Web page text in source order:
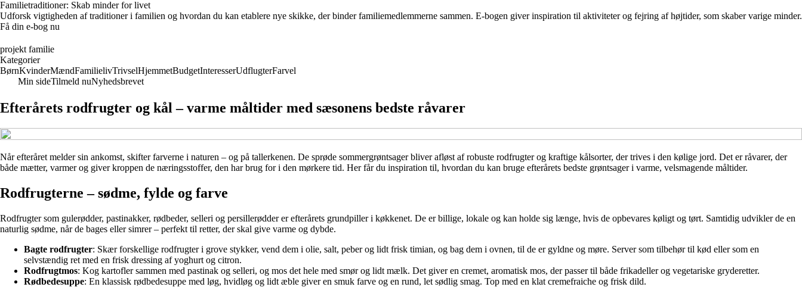
Familietraditioner: Skab minder for livet
Udforsk vigtigheden af traditioner i familien og hvordan du kan etablere nye skikke, der binder familiemedlemmerne sammen. E-bogen giver inspiration til aktiviteter og fejring af højtider, som skaber varige minder.
Få din e-bog nu
projekt familie
Kategorier
BørnKvinderMændFamilielivTrivselHjemmetBudgetInteresserUdflugterFarvel
Min sideTilmeld nuNyhedsbrevet
Efterårets rodfrugter og kål – varme måltider med sæsonens bedste råvarer
Når efteråret melder sin ankomst, skifter farverne i naturen – og på tallerkenen. De sprøde sommergrøntsager bliver afløst af robuste rodfrugter og kraftige kålsorter, der trives i den kølige jord. Det er råvarer, der
både mætter, varmer og giver kroppen de næringsstoffer, den har brug for i den mørkere tid. Her får du inspiration til, hvordan du kan bruge efterårets bedste grøntsager i varme, velsmagende måltider.
Rodfrugterne – sødme, fylde og farve
Rodfrugter som gulerødder, pastinakker, rødbeder, selleri og persillerødder er efterårets grundpiller i køkkenet. De er billige, lokale og kan holde sig længe, hvis de opbevares køligt og tørt. Samtidig udvikler de en
naturlig sødme, når de bages eller simrer – perfekt til retter, der skal give varme og dybde.
Bagte rodfrugter: Skær forskellige rodfrugter i grove stykker, vend dem i olie, salt, peber og lidt frisk timian, og bag dem i ovnen, til de er gyldne og møre. Server som tilbehør til kød eller som en
selvstændig ret med en frisk dressing af yoghurt og citron.
Rodfrugtmos: Kog kartofler sammen med pastinak og selleri, og mos det hele med smør og lidt mælk. Det giver en cremet, aromatisk mos, der passer til både frikadeller og vegetariske gryderetter.
Rødbedesuppe: En klassisk rødbedesuppe med løg, hvidløg og lidt æble giver en smuk farve og en rund, let sødlig smag. Top med en klat cremefraiche og frisk dild.